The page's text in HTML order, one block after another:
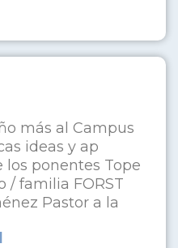
más al Campus
ideas y ap
ponentes Tope
/ familia FORST
Pastor a la